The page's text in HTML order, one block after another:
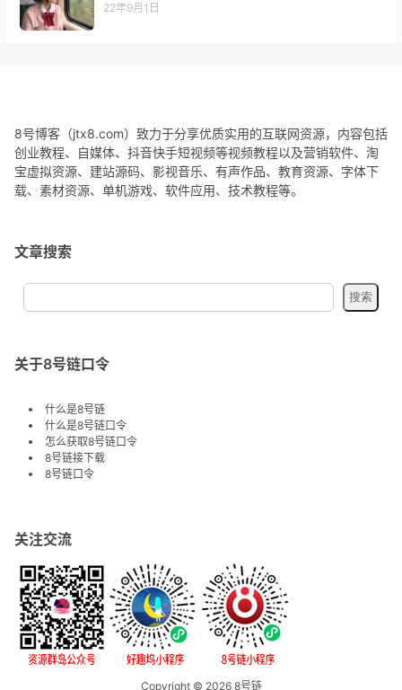
22年9月1日
8号博客（jtx8.com）致力于分享优质实用的互联网资源，内容包括
创业教程、自媒体、抖音快手短视频等视频教程以及营销软件、淘
宝虚拟资源、建站源码、影视音乐、有声作品、教育资源、字体下
载、素材资源、单机游戏、软件应用、技术教程等。
文章搜索
关于8号链口令
什么是8号链
什么是8号链口令
怎么获取8号链口令
8号链接下载
8号链口令
关注交流
Copyright © 20268号链